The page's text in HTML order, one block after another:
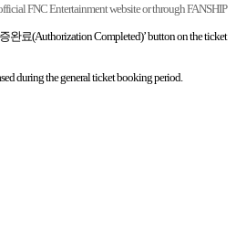
FNC Entertainment website or through FANSHIP
완료(Authorization Completed)’ button on the ticket
during the general ticket booking period.